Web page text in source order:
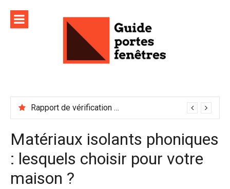
contenu
Rapport de vérification sécurité : à conserver précieusement
Matériaux isolants phoniques
: lesquels choisir pour votre
maison ?